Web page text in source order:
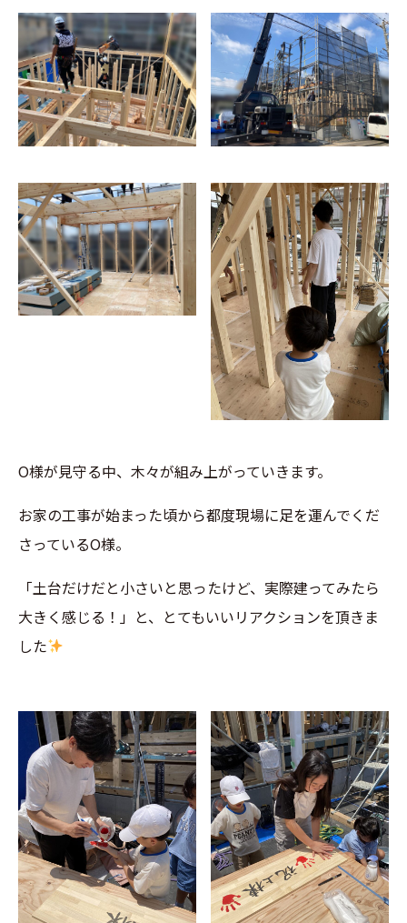
O様が見守る中、木々が組み上がっていきます。
お家の工事が始まった頃から都度現場に足を運んでくだ
さっているO様。
「土台だけだと小さいと思ったけど、実際建ってみたら
大きく感じる！」と、とてもいいリアクションを頂きま
した